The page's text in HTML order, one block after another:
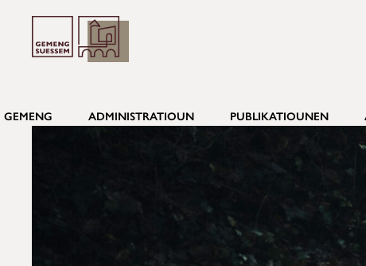
GEMENG ADMINISTRATIOUN PUBLIKATIOUNEN